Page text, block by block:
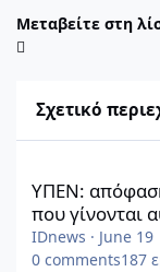
Μεταβείτε στη
Σχετικό
ΥΠΕΝ:
που γίνονται
IDnews · June 19
0 comments187